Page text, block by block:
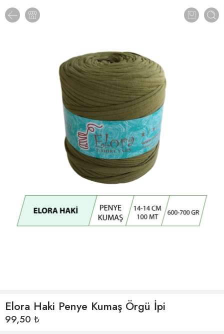
Elora Haki Penye Kumaş Örgü İpi
99,50 ₺